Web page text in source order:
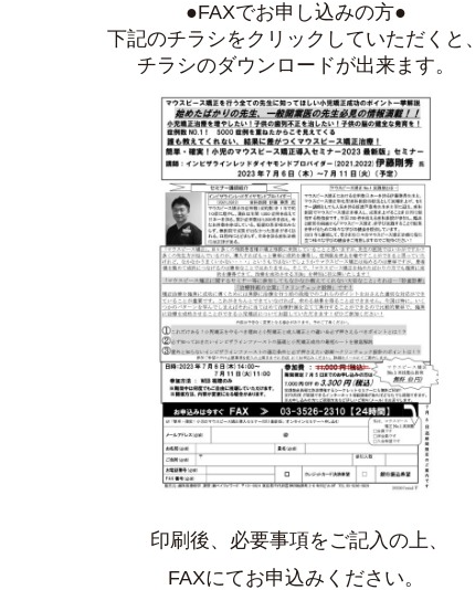
●FAXでお申し込みの方●
下記のチラシをクリックしていただくと、
チラシのダウンロードが出来ます。
印刷後、必要事項をご記入の上、
FAXにてお申込みください。